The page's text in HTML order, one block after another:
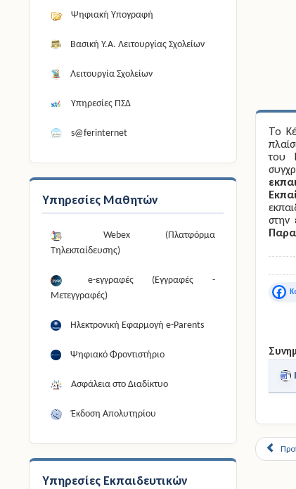
Ψηφιακή Υπογραφή
Βασική Υ.Α. Λειτουργίας Σχολείων
Λειτουργία Σχολείων
Υπηρεσίες ΠΣΔ
s@ferinternet
Υπηρεσίες Μαθητών
Webex (Πλατφόρμα
Τηλεκπαίδευσης)
e-εγγραφές (Εγγραφές -
Μετεγγραφές)
Ηλεκτρονική Εφαρμογή e-Parents
Ψηφιακό Φροντιστήριο
Ασφάλεια στο Διαδίκτυο
Έκδοση Απολυτηρίου
Υπηρεσίες Εκπαιδευτικών
Το
του
στην